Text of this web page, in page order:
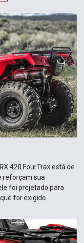
420 FourTrax está de
reforçam sua
foi projetado para
for exigido.